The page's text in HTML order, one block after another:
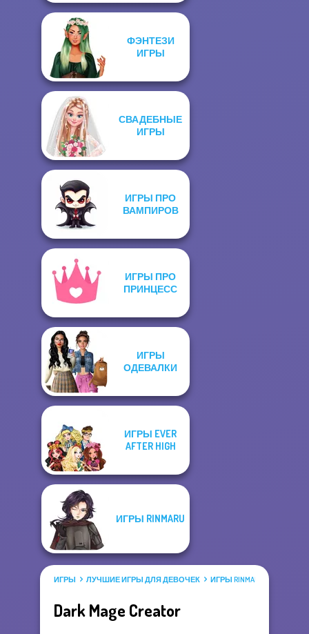
ФЭНТЕЗИ
ИГРЫ
СВАДЕБНЫЕ
ИГРЫ
ИГРЫ ПРО
ВАМПИРОВ
ИГРЫ ПРО
ПРИНЦЕСС
ИГРЫ
ОДЕВАЛКИ
ИГРЫ EVER
AFTER HIGH
ИГРЫ RINMARU
ИГРЫ ЛУЧШИЕ ИГРЫ ДЛЯ ДЕВОЧЕК ИГРЫ RINMARU
Dark Mage Creator